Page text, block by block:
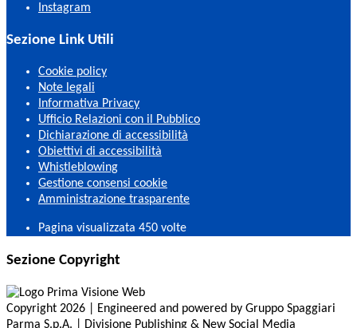
Instagram
Sezione Link Utili
Cookie policy
Note legali
Informativa Privacy
Ufficio Relazioni con il Pubblico
Dichiarazione di accessibilità
Obiettivi di accessibilità
Whistleblowing
Gestione consensi cookie
Amministrazione trasparente
Pagina visualizzata 450 volte
Sezione Copyright
Copyright 2026 | Engineered and powered by Gruppo Spaggiari
Parma S.p.A. | Divisione Publishing & New Social Media